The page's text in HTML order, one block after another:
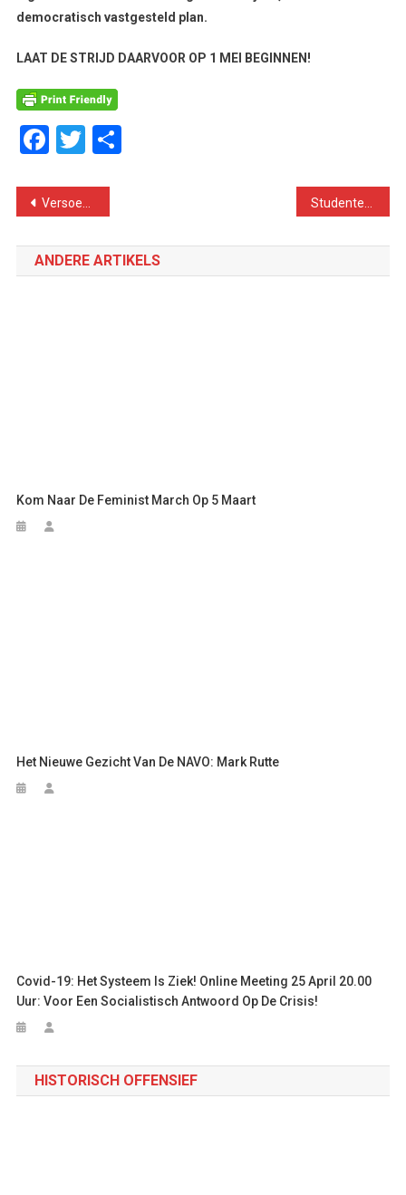
democratisch vastgesteld plan.
LAAT DE STRIJD DAARVOOR OP 1 MEI BEGINNEN!
Facebook
Twitter
Delen
Bericht
navigatie
Versoepeling lockdown in Nederland. Werkenden in cruciale sectoren moeten nu de veiligheid organiseren!
ANDERE ARTIKELS
Kom Naar De Feminist March Op 5 Maart
Het Nieuwe Gezicht Van De NAVO: Mark Rutte
Covid-19: Het Systeem Is Ziek! Online Meeting 25 April 20.00
Uur: Voor Een Socialistisch Antwoord Op De Crisis!
HISTORISCH OFFENSIEF